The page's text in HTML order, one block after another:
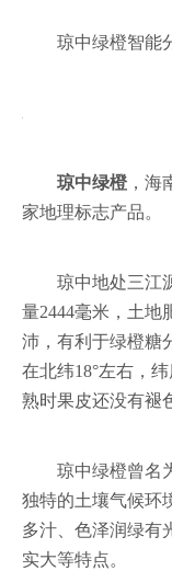
琼中绿橙智能
琼中绿橙 ，
家地理标志产品。
琼中地处三江
量2444毫米，土地
沛，有利于绿橙糖
在北纬18°左右，
熟时果皮还没有褪
琼中绿橙曾名
独特的土壤气候环
多汁、色泽润绿有
实大等特点。